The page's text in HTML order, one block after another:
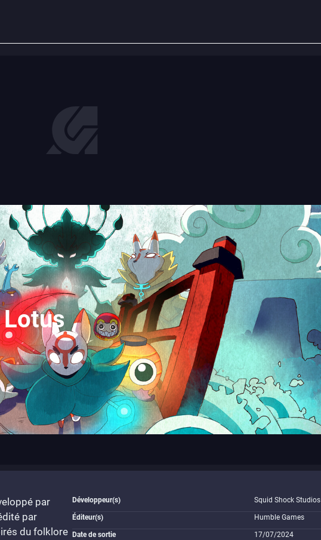
par
par
du folklore
Développeur(s) Squid Shock Studios
Éditeur(s) Humble Games
Date de sortie 17/07/2024